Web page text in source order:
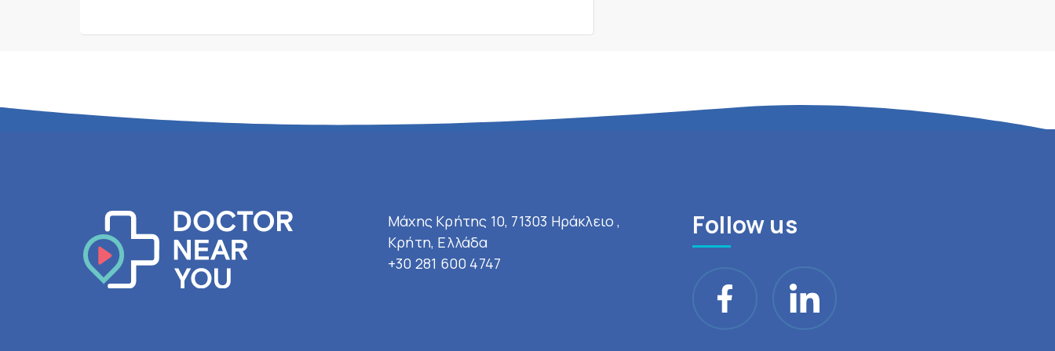
Μάχης Κρήτης 10, 71303 Ηράκλειο ,
Κρήτη, Ελλάδα
+30 281 600 4747
Follow us